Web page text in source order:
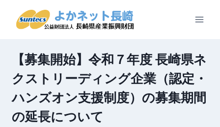
【募集開始】令和７年度 長崎県ネ
クストリーディング企業（認定・
ハンズオン支援制度）の募集期間
の延長について